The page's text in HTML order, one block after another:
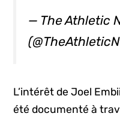
— The Athletic
L’intérêt de Joel
été documenté à